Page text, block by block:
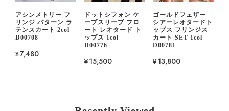
アシンメトリー フ
リンジ パターン ラ
テンスカート 2col
D00708
¥7,480
ドットシフォン ケ
ープスリーブ フロ
ート レオタード ト
ップス 1col
D00776
¥15,500
ゴールドフェザー
シアーレオタードト
ップス フリンジス
カート SET 1col
D00781
¥13,800